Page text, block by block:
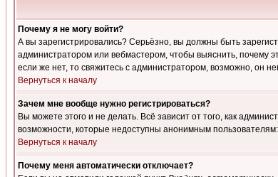
Почему я не могу войти?
А вы зарегистрировались? Серьёзно, вы должны быть
администратором или вебмастером, чтобы выяснить, почему
если же нет, то свяжитесь с администратором, возможно, он
Вернуться к началу
Зачем мне вообще нужно регистрироваться?
Вы можете этого и не делать. Всё зависит от того, как
возможности, которые недоступны анонимным
Вернуться к началу
Почему меня автоматически отключает?